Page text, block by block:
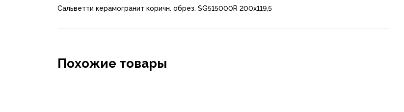
Сальветти керамогранит коричн. обрез. SG515000R 200х119,5
Похожие товары